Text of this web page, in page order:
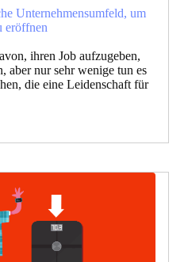
Unternehmensumfeld, um
eröffnen
ihren Job aufzugeben,
aber nur sehr wenige tun es
die eine Leidenschaft für